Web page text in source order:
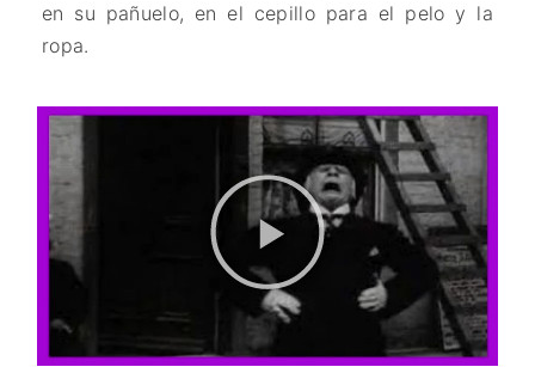
en su pañuelo, en el cepillo para el pelo y la
ropa.